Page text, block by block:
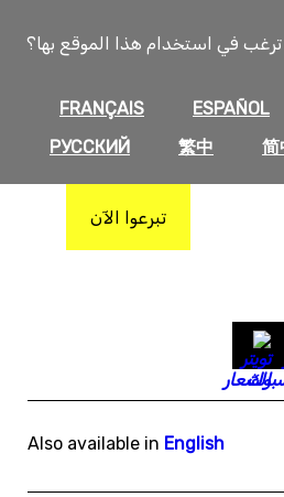
ترغب في استخدام هذا الموقع بها؟
ESPAÑOL
FRANÇAIS
简
繁中
РУССКИЙ
تبرعوا الآن
Also available in English